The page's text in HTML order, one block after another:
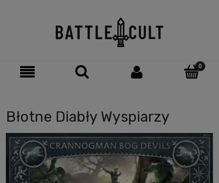
Błotne Diabły Wyspiarzy